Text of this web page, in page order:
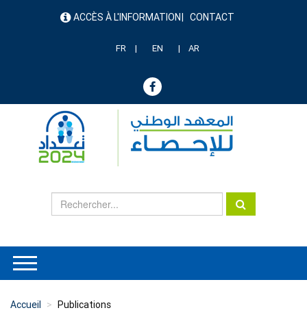
menu ACCÈS À L'INFORMATION CONTACT
FR EN AR
Accueil Publications